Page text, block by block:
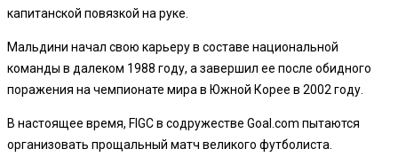
капитанской повязкой на руке.
Мальдини начал свою карьеру в составе национальной
команды в далеком 1988 году, а завершил ее после обидного
поражения на чемпионате мира в Южной Корее в 2002 году.
В настоящее время, FIGC в содружестве Goal.com пытаются
организовать прощальный матч великого футболиста.